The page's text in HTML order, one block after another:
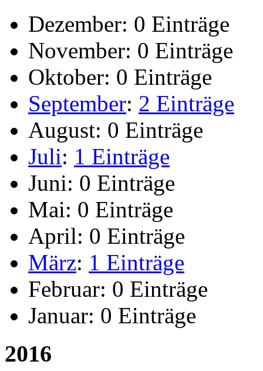
Dezember: 0 Einträge
November: 0 Einträge
Oktober: 0 Einträge
September: 2 Einträge
August: 0 Einträge
Juli: 1 Einträge
Juni: 0 Einträge
Mai: 0 Einträge
April: 0 Einträge
März: 1 Einträge
Februar: 0 Einträge
Januar: 0 Einträge
2016